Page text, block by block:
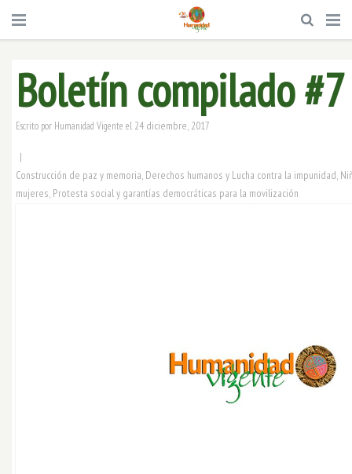
Boletín compilado #7
Escrito por Humanidad Vigente el 24 diciembre, 2017
|
Construcción de paz y memoria, Derechos humanos y Lucha contra la impunidad,
mujeres, Protesta social y garantías democráticas para la movilización